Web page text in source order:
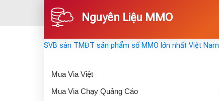
Nguyên Liệu MMO
SVB sàn TMĐT sản phẩm số MMO lớn nhất Việt Nam
Mua Via Việt
Mua Via Chạy Quảng Cáo